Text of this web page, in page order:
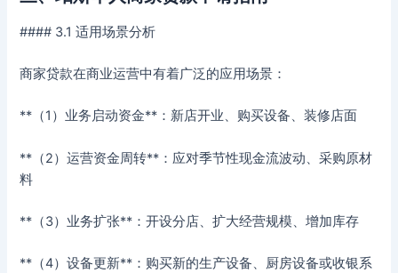
#### 3.1 适用场景分析
商家贷款在商业运营中有着广泛的应用场景：
**（1）业务启动资金**：新店开业、购买设备、装修店面
**（2）运营资金周转**：应对季节性现金流波动、采购原材
料
**（3）业务扩张**：开设分店、扩大经营规模、增加库存
**（4）设备更新**：购买新的生产设备、厨房设备或收银系